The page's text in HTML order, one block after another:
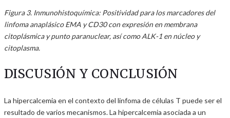
Figura 3. Inmunohistoquímica: Positividad para los marcadores del
linfoma anaplásico EMA y CD30 con expresión en membrana
citoplásmica y punto paranuclear, así como ALK-1 en núcleo y
citoplasma.
DISCUSIÓN Y CONCLUSIÓN
La hipercalcemia en el contexto del linfoma de células T puede ser el
resultado de varios mecanismos. La hipercalcemia asociada a un